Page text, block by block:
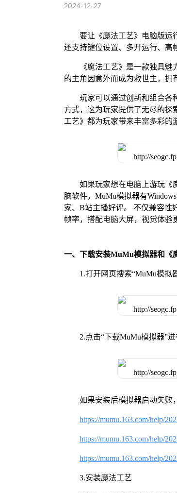
2024-12-27
要让《魔法工艺》电脑版运
还支持键位设置、多开运行、高
《魔法工艺》是一款独具
的主角因意外而成为救世主，拥
玩家可以通过创新和组合各
方式，这为玩家提供了无尽的探
工艺》都为玩家带来丰富多彩的
如果玩家想在电脑上游玩《
脑软件，MuMu模拟器有
家、B站主播好评。 不仅兼容性
帧率，搭配电脑大屏，视觉体验
一、下载安装MuMu模拟器和《
1.打开网页搜索“MuMu模拟
2.点击“下载MuMu模拟器”进
如果安装后模拟器启动失败
https://mumu.163.com/help/
https://mumu.163.com/help/
https://mumu.163.com/help/
3.安装魔法工艺